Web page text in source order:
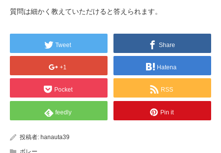
質問は細かく教えていただけると答えられます。
Tweet Share
+1 Hatena
Pocket RSS
feedly Pin it
投稿者: hanauta39